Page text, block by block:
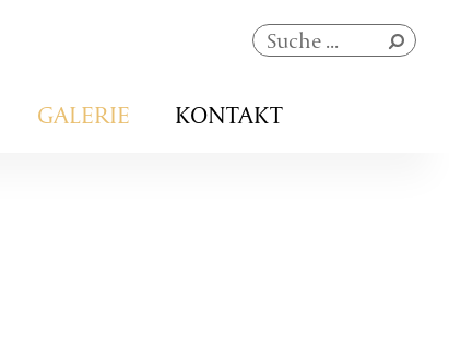
Navigation
überspringen
GALERIE KONTAKT